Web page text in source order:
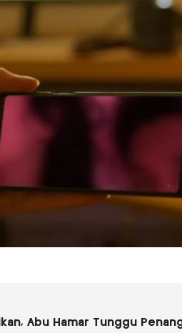
Abu Hamar Tunggu